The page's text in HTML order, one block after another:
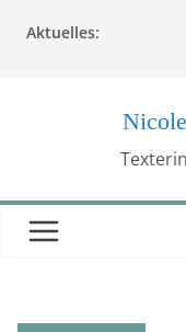
Inhalt
Aktuelles: